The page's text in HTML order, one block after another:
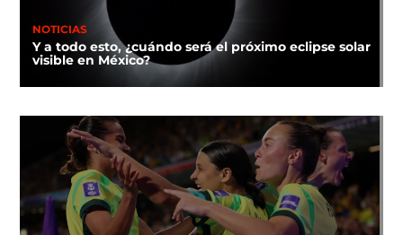
NOTICIAS
Y a todo esto, ¿cuándo será el próximo eclipse solar
visible en México?